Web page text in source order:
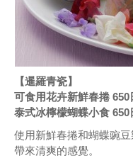
【暹羅青瓷】
可食用花卉新鮮春捲 650
泰式冰檸檬蝴蝶小食 650
使用新鮮春捲和蝴蝶豌
帶來清爽的感覺。